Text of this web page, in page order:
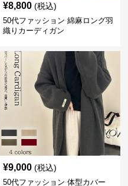
¥8,800 (税込)
50代ファッション 綿麻ロング羽
織りカーディガン
¥9,000 (税込)
50代ファッション 体型カバー